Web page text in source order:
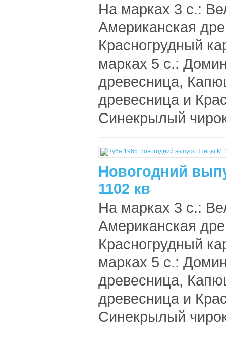
На марках 3 с.:
Американская
Красногрудный
марках 5 с.:
древесница,
древесница и
Синекрылый
Новогодний
1102 кв
На марках 3 с.:
Американская
Красногрудный
марках 5 с.:
древесница,
древесница и
Синекрылый